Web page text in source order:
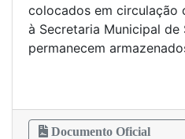
colocados em circulação
à Secretaria Municipal de
permanecem
Documento Oficial